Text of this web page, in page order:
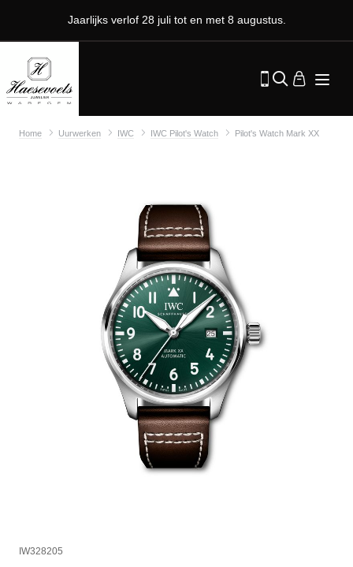
Jaarlijks verlof 28 juli tot en met 8 augustus.
Home Uurwerken IWC IWC Pilot's Watch Pilot's Watch Mark XX
IW328205